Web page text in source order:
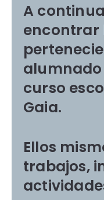
A
encontrar
alumnado
curso
Gaia.
Ellos
trabajos,